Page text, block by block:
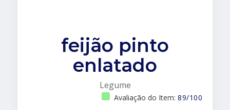
feijão pinto
enlatado
Legume
Avaliação do Item: 89/100